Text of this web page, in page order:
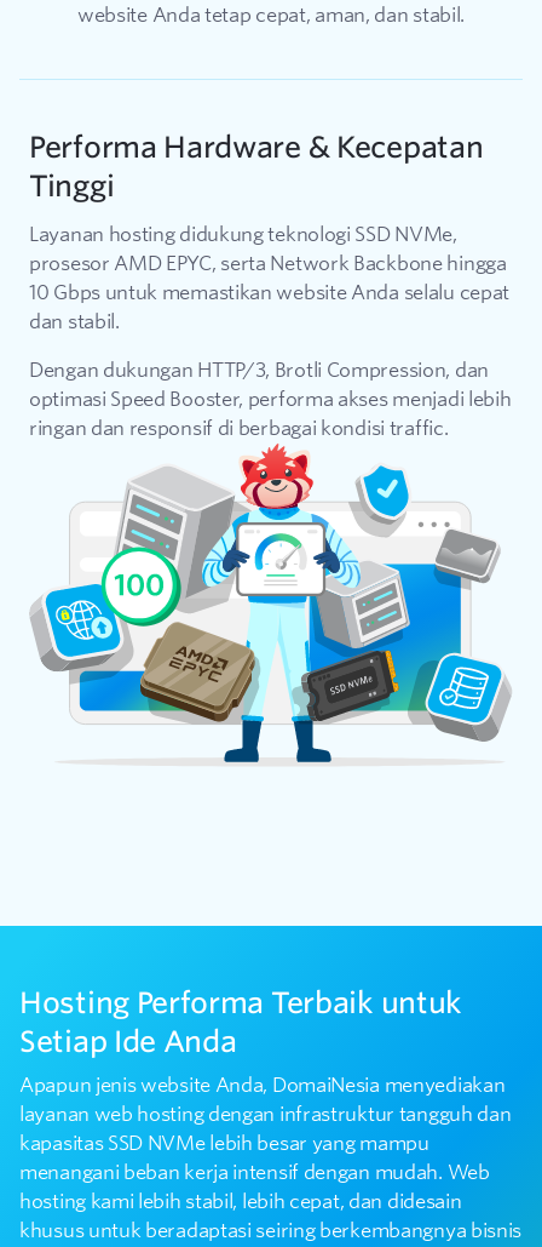
website Anda tetap cepat, aman, dan stabil.
Performa Hardware & Kecepatan
Tinggi
Layanan hosting didukung teknologi SSD NVMe,
prosesor AMD EPYC, serta Network Backbone hingga
10 Gbps untuk memastikan website Anda selalu cepat
dan stabil.
Dengan dukungan HTTP/3, Brotli Compression, dan
optimasi Speed Booster, performa akses menjadi lebih
ringan dan responsif di berbagai kondisi traffic.
Hosting Performa Terbaik untuk
Setiap Ide Anda
Apapun jenis website Anda, DomaiNesia menyediakan
layanan web hosting dengan infrastruktur tangguh dan
kapasitas SSD NVMe lebih besar yang mampu
menangani beban kerja intensif dengan mudah. Web
hosting kami lebih stabil, lebih cepat, dan didesain
khusus untuk beradaptasi seiring berkembangnya bisnis